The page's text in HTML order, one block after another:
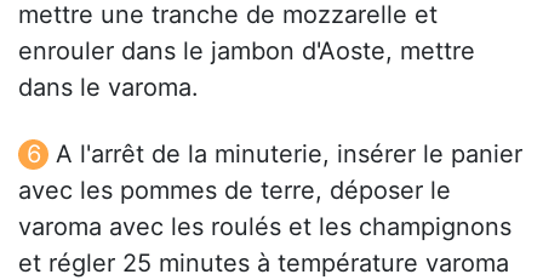
mettre une tranche de mozzarelle et
enrouler dans le jambon d'Aoste, mettre
dans le varoma.
A l'arrêt de la minuterie, insérer le panier
avec les pommes de terre, déposer le
varoma avec les roulés et les champignons
et régler 25 minutes à température varoma